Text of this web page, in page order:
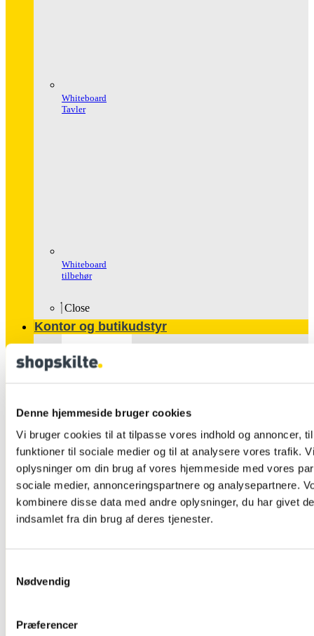
Denne hjemmeside bruger cookies
Vi bruger cookies til at tilpasse vores indhold og annoncer,
funktioner til sociale medier og til at analysere vores trafik.
oplysninger om din brug af vores hjemmeside med vores
sociale medier, annonceringspartnere og analysepartnere.
kombinere disse data med andre oplysninger, du har givet
indsamlet fra din brug af deres tjenester.
Nødvendig
Præferencer
Whiteboard
Tavler
Whiteboard
tilbehør
Close
Kontor og butikudstyr
Populære
produkter
Og Tv Stand
Dørskilte ,
Infoskilte
Kontorartikler
Se Alt
Kontor/butikudstyr